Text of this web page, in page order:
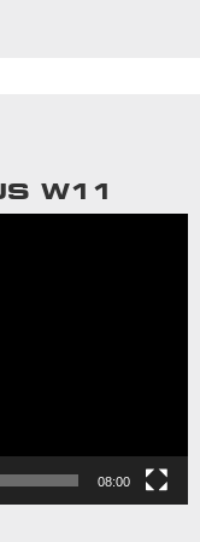
W11
08:00